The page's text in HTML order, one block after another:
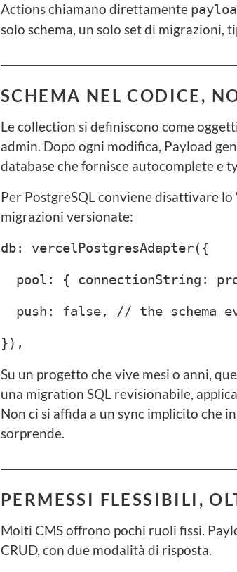
Actions chiamano direttamente
solo schema, un solo set di migrazioni,
SCHEMA NEL CODICE,
Le collection si definiscono come
admin. Dopo ogni modifica, Payload
database che fornisce autocomplete e
Per PostgreSQL conviene disattivare
migrazioni versionate:
db: vercelPostgresAdapter({
pool: { connectionString:
push: false, // the schema
}),
Su un progetto che vive mesi o anni,
una migration SQL revisionabile,
Non ci si affida a un sync implicito che
sorprende.
PERMESSI FLESSIBILI,
Molti CMS offrono pochi ruoli fissi.
CRUD, con due modalità di risposta.